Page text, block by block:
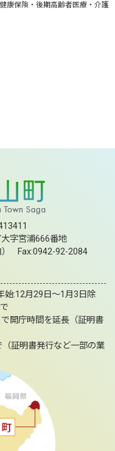
康保険・後期高齢者医療・介護
字宮浦666番地
） Fax:0942-92-2084
始:12月29日～1月3日除
開庁時間を延長（証明書
証明書発行など一部の業